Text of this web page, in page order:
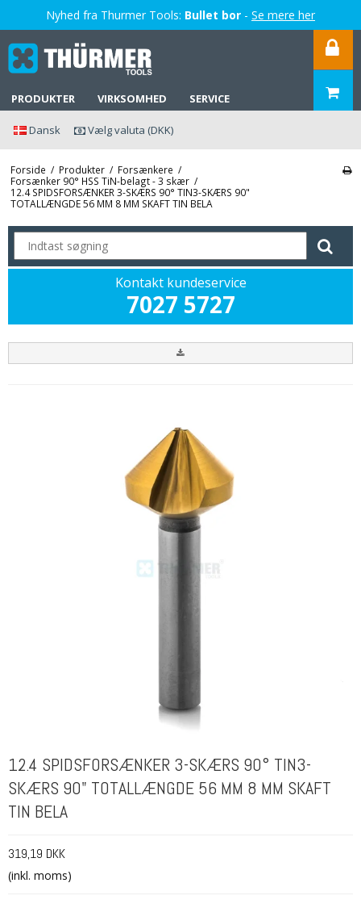
Nyhed fra Thurmer Tools: Bullet bor - Se mere her
SERVICE
VIRKSOMHED
PRODUKTER
Dansk Vælg valuta (DKK)
Forside / Produkter / Forsænkere /
Forsænker 90° HSS TiN-belagt - 3 skær /
12.4 SPIDSFORSÆNKER 3-SKÆRS 90° TIN3-SKÆRS 90"
TOTALLÆNGDE 56 MM 8 MM SKAFT TIN BELA
Kontakt kundeservice
7027 5727
12.4 SPIDSFORSÆNKER 3-SKÆRS 90° TIN3-
SKÆRS 90" TOTALLÆNGDE 56 MM 8 MM SKAFT
TIN BELA
319,19 DKK
(inkl. moms)